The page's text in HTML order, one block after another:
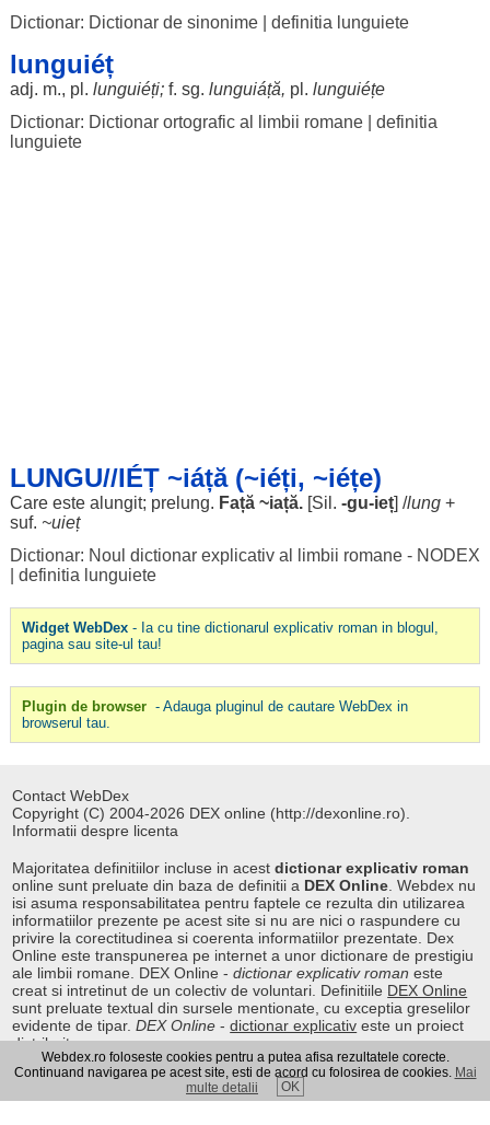
Dictionar: Dictionar de sinonime| definitia lunguiete
lunguiéț
adj. m., pl. lunguiéți;f. sg. lunguiáță, pl. lunguiéțe
Dictionar: Dictionar ortografic al limbii romane| definitia
lunguiete
LUNGU//IÉȚ ~iáță (~iéți, ~iéțe)
Care este alungit; prelung. Față~iață. [Sil . -gu-ieț] /lung +
suf. ~uieț
Dictionar: Noul dictionar explicativ al limbii romane - NODEX
definitia lunguiete
Widget WebDex- Ia cu tine dictionarul explicativ roman in blogul,
pagina sau site-ul tau!
Plugin de browser - Adauga pluginul de cautare WebDex in
browserul tau.
Contact WebDex
Copyright (C) 2004-2026 DEX online (http://dexonline.ro).
Informatii despre licenta
Majoritatea definitiilor incluse in acestdictionar explicativ roman
online sunt preluate din baza de definitii a DEX Online . Webdex nu
isi asuma responsabilitatea pentru faptele ce rezulta din utilizarea
informatiilor prezente pe acest site si nu are nici o raspundere cu
privire la corectitudinea si coerenta informatiilor prezentate. Dex
Online este transpunerea pe internet a unor dictionare de prestigiu
ale limbii romane. DEX Online -dictionar explicativ roman este
creat si intretinut de un colectiv de voluntari. Definitiile DEX Online
sunt preluate textual din sursele mentionate, cu exceptia greselilor
evidente de tipar.DEX Online -dictionar explicativ este un proiect
distribuit.
|Pret fier vechi
Webdex.ro foloseste cookies pentru a putea afisa rezultatele corecte.
Continuand navigarea pe acest site, esti de acord cu folosirea de cookies. Mai
multe detalii
OK